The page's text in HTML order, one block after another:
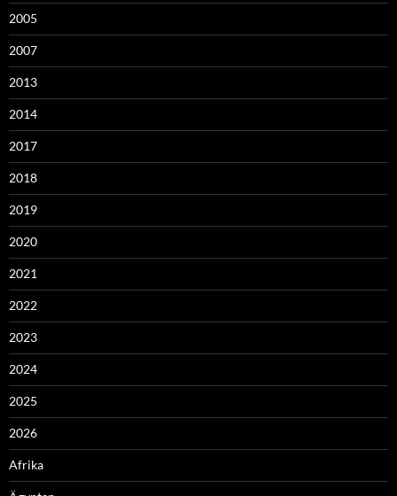
2005
2007
2013
2014
2017
2018
2019
2020
2021
2022
2023
2024
2025
2026
Afrika